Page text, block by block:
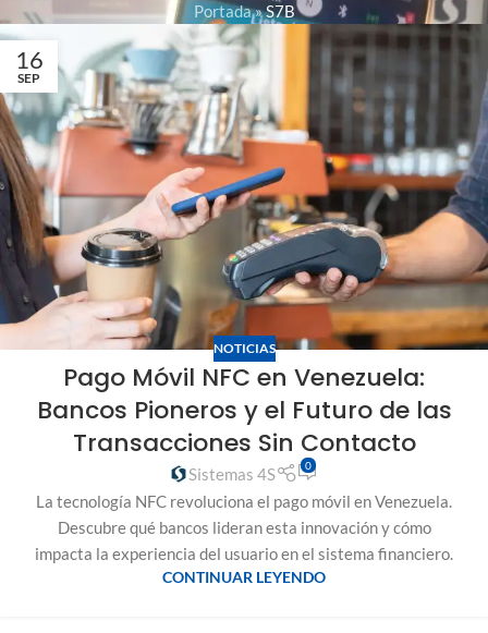
Portada»S7B
16
SEP
NOTICIAS
Pago Móvil NFC en Venezuela:
Bancos Pioneros y el Futuro de las
Transacciones Sin Contacto
Sistemas 4S 0
La tecnología NFC revoluciona el pago móvil en Venezuela.
Descubre qué bancos lideran esta innovación y cómo
impacta la experiencia del usuario en el sistema financiero.
CONTINUAR LEYENDO